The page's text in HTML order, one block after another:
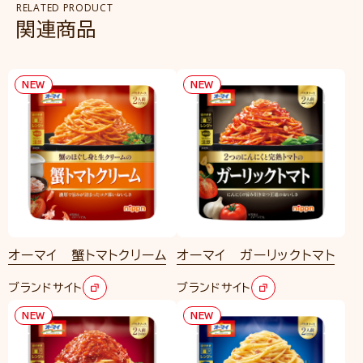
RELATED PRODUCT
関連商品
NEW
オーマイ 蟹トマトクリーム
ブランドサイト
NEW
オーマイ ガーリックトマト
ブランドサイト
NEW NEW